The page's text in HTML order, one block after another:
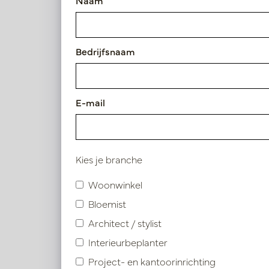
Product specificaties
Vergelijkbare
Bedrijfsnaam
E-mail
Kies je branche
Woonwinkel
Bloemist
Architect / stylist
Interieurbeplanter
Project- en kantoorinrichting